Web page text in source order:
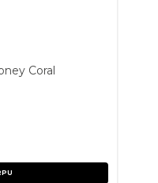
Coral